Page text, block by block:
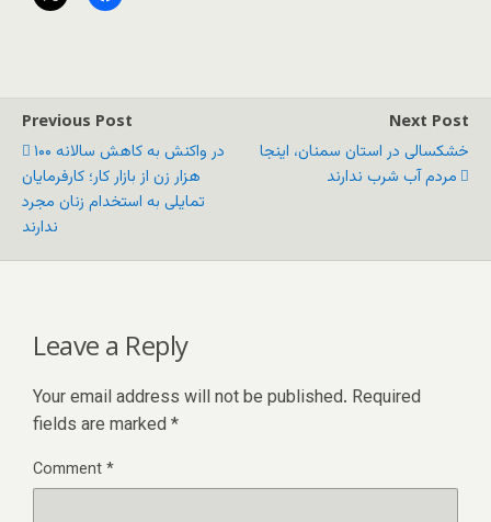
Previous Post
در واکنش به کاهش سالانه ۱۰۰
هزار زن از بازار کار؛ کارفرمایان
تمایلی به استخدام زنان مجرد
ندارند
Next Post
خشکسالی در استان سمنان، اینجا
مردم آب شرب ندارند
Leave a Reply
Your email address will not be published. Required
fields are marked *
Comment*